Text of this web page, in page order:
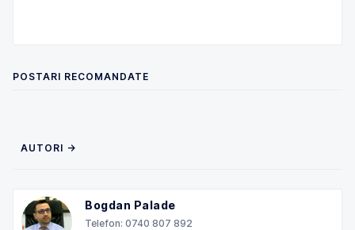
POSTARI RECOMANDATE
AUTORI →
Bogdan Palade
Telefon: 0740 807 892